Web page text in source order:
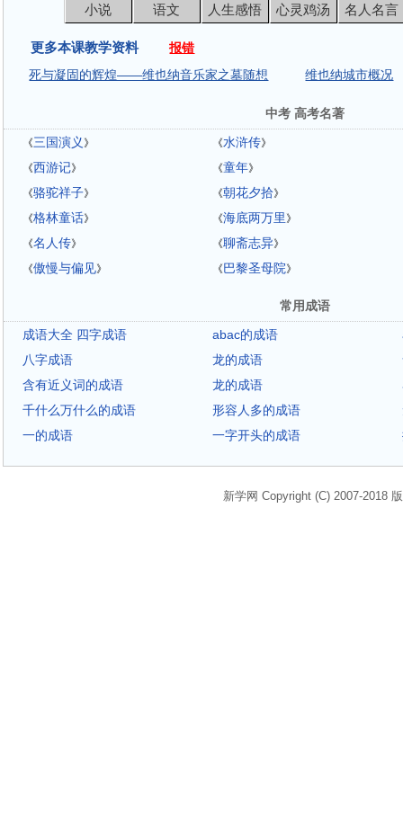
小说 语文 人生感悟 心灵鸡汤 名人名言
更多本课教学资料报错
死与凝固的辉煌——维也纳音乐家之墓随想
维也纳城市概况
中考 高考名著
《三国演义 》 《水浒传》
《西游记》 《童年》
《骆驼祥子》 《朝花夕拾》
《格林童话》 《海底两万里 》
《名人传》 《聊斋志异》
《傲慢与偏见》 《巴黎圣母院》
常用成语
成语大全 四字成语
abac的成语
八字成语
龙的成语
含有近义词的成语
龙的成语
千什么万什么的成语
形容人多的成语
一的成语
一字开头的成语
新学网 Copyright (C) 2007-2018